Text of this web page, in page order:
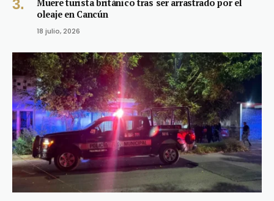
Muere turista británico tras ser arrastrado por el
oleaje en Cancún
18 julio, 2026